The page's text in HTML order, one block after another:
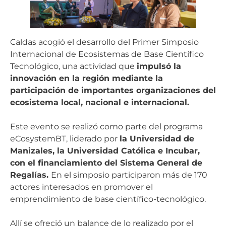
Caldas acogió el desarrollo del Primer Simposio
Internacional de Ecosistemas de Base Científico
Tecnológico, una actividad que impulsó la
innovación en la región mediante la
participación de importantes organizaciones del
ecosistema local, nacional e internacional.
Este evento se realizó como parte del programa
eCosystemBT, liderado por la Universidad de
Manizales, la Universidad Católica e Incubar,
con el financiamiento del Sistema General de
Regalías. En el simposio participaron más de 170
actores interesados en promover el
emprendimiento de base científico-tecnológico.
Allí se ofreció un balance de lo realizado por el